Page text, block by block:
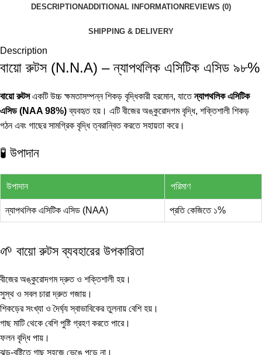
DESCRIPTIONADDITIONAL INFORMATION REVIEWS (0)
SHIPPING & DELIVERY
Description
বায়ো রুটস (N.N.A) – ন্যাপথলিক এসিটিক এসিড ৯৮%
বায়ো রুটসএকটি উচ্চ ক্ষমতাসম্পন্ন শিকড় বৃদ্ধিকারী হরমোন, যাতেন্যাপথলিক এসিটিক
এসিড (NAA 98%)ব্যবহৃত হয়। এটি বীজের অঙ্কুরোদগম বৃদ্ধি, শক্তিশালী শিকড়
গঠন এবং গাছের সামগ্রিক বৃদ্ধি ত্বরান্বিত করতে সহায়তা করে।
🧪 উপাদান
উপাদান পরিমাণ
ন্যাপথলিক এসিটিক এসিড (NAA) প্রতি কেজিতে ১%
🌱 বায়ো রুটস ব্যবহারের উপকারিতা
বীজের অঙ্কুরোদগম দ্রুত ও শক্তিশালী হয়।
সুস্থ ও সবল চারা দ্রুত গজায়।
শিকড়ের সংখ্যা ও দৈর্ঘ্য স্বাভাবিকের তুলনায় বেশি হয়।
গাছ মাটি থেকে বেশি পুষ্টি গ্রহণ করতে পারে।
ফলন বৃদ্ধি পায়।
ঝড়-বৃষ্টিতে গাছ সহজে ভেঙে পড়ে না।